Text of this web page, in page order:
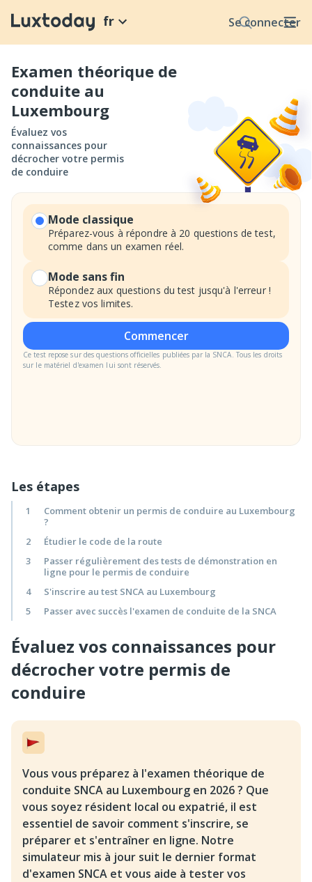
Se connecter
fr
Examen théorique de
conduite au
Luxembourg
Évaluez vos
connaissances pour
décrocher votre permis
de conduire
Mode classique
Préparez-vous à répondre à 20 questions de test,
comme dans un examen réel.
Mode sans fin
Répondez aux questions du test jusqu'à l'erreur !
Testez vos limites.
Commencer
Ce test repose sur des questions officielles publiées par la SNCA. Tous les droits
sur le matériel d'examen lui sont réservés.
Les étapes
1
Comment obtenir un permis de conduire au Luxembourg
?
2
Étudier le code de la route
3
Passer régulièrement des tests de démonstration en
ligne pour le permis de conduire
4
S'inscrire au test SNCA au Luxembourg
5
Passer avec succès l'examen de conduite de la SNCA
Évaluez vos connaissances pour
décrocher votre permis de
conduire
Vous vous préparez à l'examen théorique de
conduite SNCA au Luxembourg en 2026 ? Que
vous soyez résident local ou expatrié, il est
essentiel de savoir comment s'inscrire, se
préparer et s'entraîner en ligne. Notre
simulateur mis à jour suit le dernier format
d'examen SNCA et vous aide à tester vos